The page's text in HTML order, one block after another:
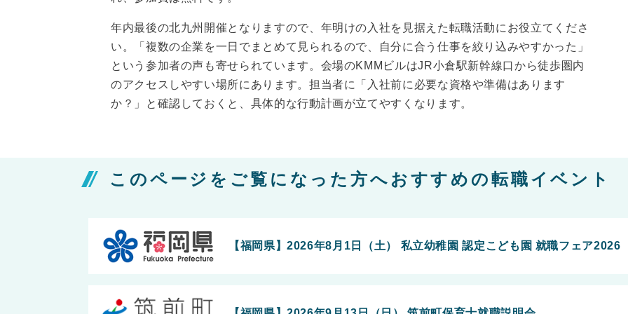
年内最後の北九州開催となりますので、年明けの入社を見据えた転職活動にお役立てくださ
い。「複数の企業を一日でまとめて見られるので、自分に合う仕事を絞り込みやすかった」
という参加者の声も寄せられています。会場のKMMビルはJR小倉駅新幹線口から徒歩圏内
のアクセスしやすい場所にあります。担当者に「入社前に必要な資格や準備はあります
か？」と確認しておくと、具体的な行動計画が立てやすくなります。
このページをご覧になった方へおすすめの転職イベント
【福岡県】2026年8月1日（土） 私立幼稚園 認定こども園 就職フェア2026